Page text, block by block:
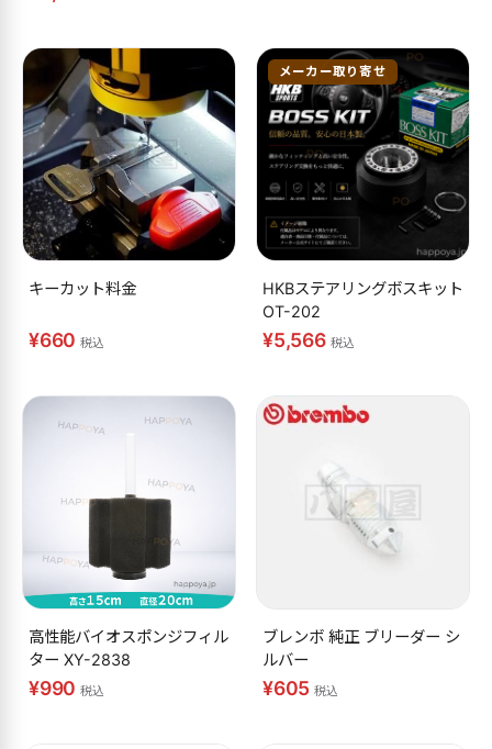
キーカット料金
¥660税込
メーカー取り寄せ
HKBステアリングボスキット
OT-202
¥5,566 税込
高性能バイオスポンジフィル
ター XY-2838
¥990税込
ブレンボ 純正 ブリーダー シ
ルバー
¥605税込